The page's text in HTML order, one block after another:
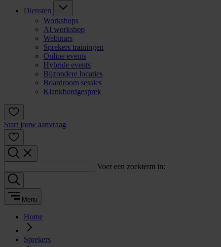
Diensten
Workshops
AI workshop
Webinars
Sprekers trainingen
Online events
Hybride events
Bijzondere locaties
Boardroom sessies
Klankbordgesprek
Start jouw aanvraag
Voer een zoekterm in:
Menu
Home
Sprekers